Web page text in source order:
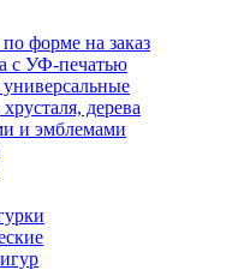
форме на заказ
с УФ-печатью
дерева
и эмблемами